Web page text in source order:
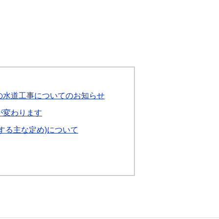
水道工事についてのお知らせ
変わります
る主な定め)について